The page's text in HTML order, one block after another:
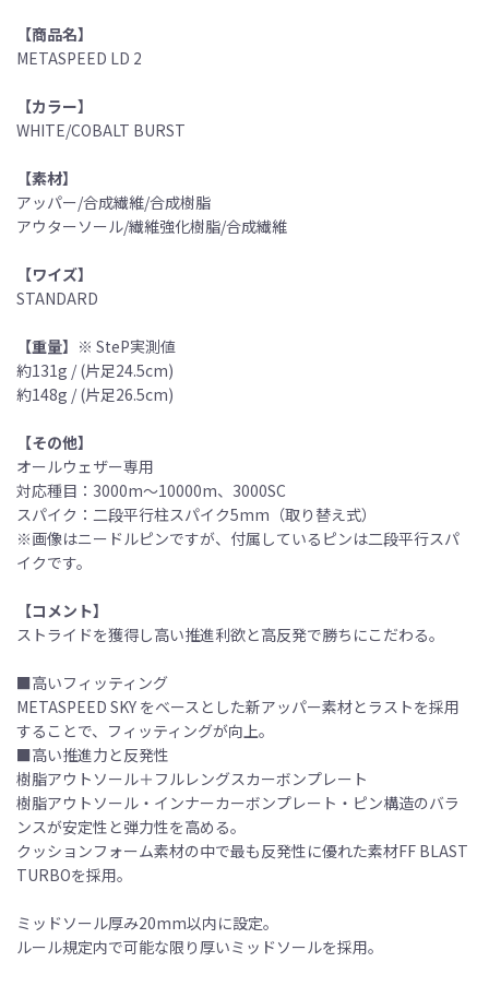
【商品名】
METASPEED LD 2
【カラー】
WHITE/COBALT BURST
【素材】
アッパー/合成繊維/合成樹脂
アウターソール/繊維強化樹脂/合成繊維
【ワイズ】
STANDARD
【重量】 ※ SteP実測値
約131g / (片足24.5cm)
約148g / (片足26.5cm)
【その他】
オールウェザー専用
対応種目：3000m〜10000m、3000SC
スパイク：二段平行柱スパイク5mm（取り替え式）
※画像はニードルピンですが、付属しているピンは二段平行スパ
イクです。
【コメント】
ストライドを獲得し高い推進利欲と高反発で勝ちにこだわる。
■高いフィッティング
METASPEED SKY をベースとした新アッパー素材とラストを採用
することで、フィッティングが向上。
■高い推進力と反発性
樹脂アウトソール＋フルレングスカーボンプレート
樹脂アウトソール・インナーカーボンプレート・ピン構造のバラ
ンスが安定性と弾力性を高める。
クッションフォーム素材の中で最も反発性に優れた素材FF BLAST
TURBOを採用。
ミッドソール厚み20mm以内に設定。
ルール規定内で可能な限り厚いミッドソールを採用。